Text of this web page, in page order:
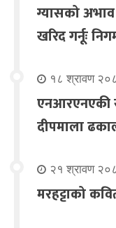
ग्यासको
खरिद गर्नूः
१८ श्रावण
एनआरएनएकी
दीपमाला
२१ श्रावण
मरहट्टाको